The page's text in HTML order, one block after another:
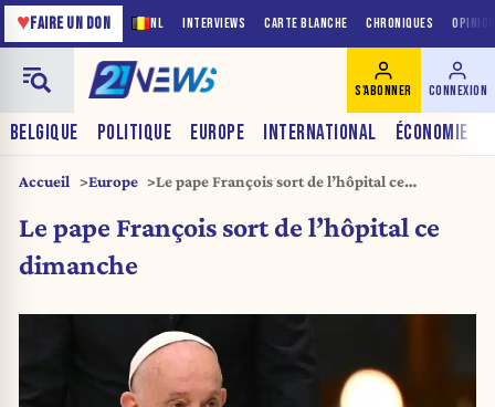
NL INTERVIEWS CARTE BLANCHE CHRONIQUES
♥FAIRE UN DON
BELGIQUE POLITIQUE EUROPE INTERNATIONAL ÉCONOMIE
S'ABONNER CONNEXION
Accueil Europe
Le pape François sort de l’hôpital ce
Le pape François sort de l’hôpital ce
dimanche